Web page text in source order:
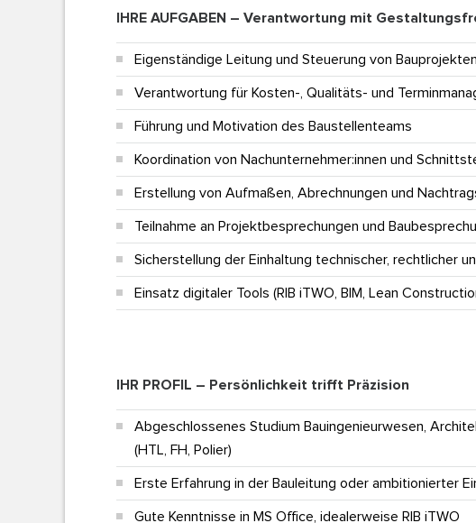
IHRE AUFGABEN – Verantwortung mit
Eigenständige Leitung und Steuerung von
Verantwortung für Kosten-, Qualitäts- und
Führung und Motivation des Baustellenteams
Koordination von Nachunternehmer:innen und
Erstellung von Aufmaßen, Abrechnungen und
Teilnahme an Projektbesprechungen und
Sicherstellung der Einhaltung technischer, rechtlicher
Einsatz digitaler Tools (RIB iTWO, BIM, Lean
IHR PROFIL – Persönlichkeit trifft Präzision
Abgeschlossenes Studium Bauingenieurwesen,
(HTL, FH, Polier)
Erste Erfahrung in der Bauleitung oder ambitionierter
Gute Kenntnisse in MS Office, idealerweise RIB iTWO